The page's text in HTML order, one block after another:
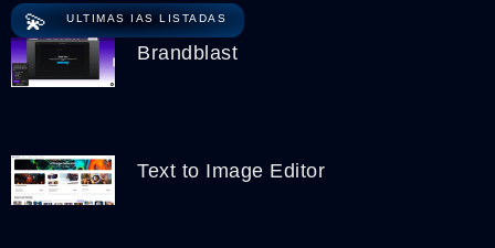
💫 ULTIMAS IAS LISTADAS
Brandblast
Text to Image Editor